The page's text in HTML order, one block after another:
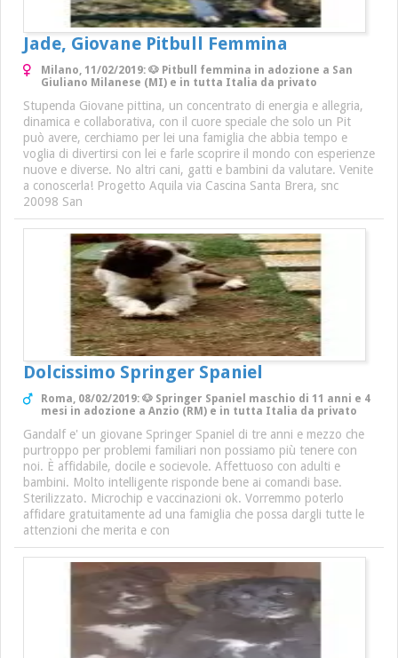
Jade, Giovane Pitbull Femmina
Milano, 11/02/2019: 🐶 Pitbull femmina in adozione a San
Giuliano Milanese (MI) e in tutta Italia da privato
Stupenda Giovane pittina, un concentrato di energia e allegria,
dinamica e collaborativa, con il cuore speciale che solo un Pit
può avere, cerchiamo per lei una famiglia che abbia tempo e
voglia di divertirsi con lei e farle scoprire il mondo con esperienze
nuove e diverse. No altri cani, gatti e bambini da valutare. Venite
a conoscerla! Progetto Aquila via Cascina Santa Brera, snc
20098 San
Dolcissimo Springer Spaniel
Roma, 08/02/2019: 🐶 Springer Spaniel maschio di 11 anni e 4
mesi in adozione a Anzio (RM) e in tutta Italia da privato
Gandalf e' un giovane Springer Spaniel di tre anni e mezzo che
purtroppo per problemi familiari non possiamo più tenere con
noi. È affidabile, docile e socievole. Affettuoso con adulti e
bambini. Molto intelligente risponde bene ai comandi base.
Sterilizzato. Microchip e vaccinazioni ok. Vorremmo poterlo
affidare gratuitamente ad una famiglia che possa dargli tutte le
attenzioni che merita e con